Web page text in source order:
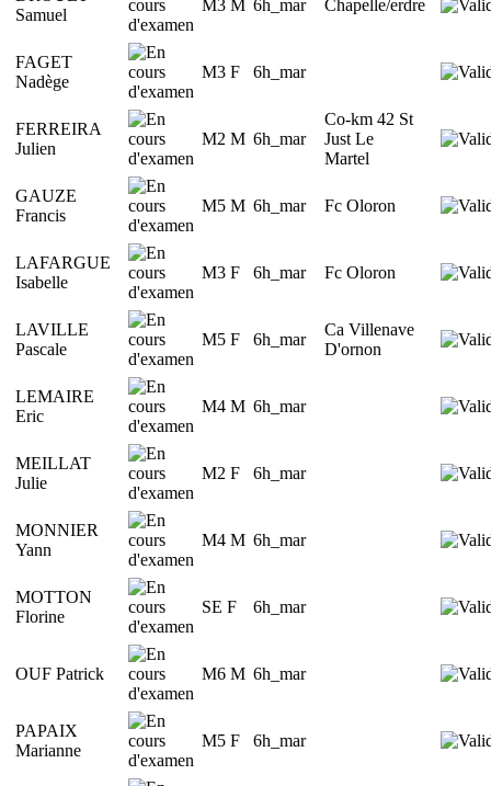
Samuel
M3 M 6h_mar
Chapelle/erdre
FAGET
Nadège
M3 F 6h_mar
FERREIRA
Julien
M2 M 6h_mar
Co-km 42 St
Just Le
Martel
GAUZE
Francis
M5 M 6h_mar Fc Oloron
LAFARGUE
Isabelle
M3 F 6h_mar Fc Oloron
LAVILLE
Pascale
M5 F 6h_mar
Ca Villenave
D'ornon
LEMAIRE
Eric
M4 M 6h_mar
MEILLAT
Julie
M2 F 6h_mar
MONNIER
Yann
M4 M 6h_mar
MOTTON
Florine
SE F 6h_mar
OUF Patrick M6 M 6h_mar
PAPAIX
Marianne
M5 F 6h_mar